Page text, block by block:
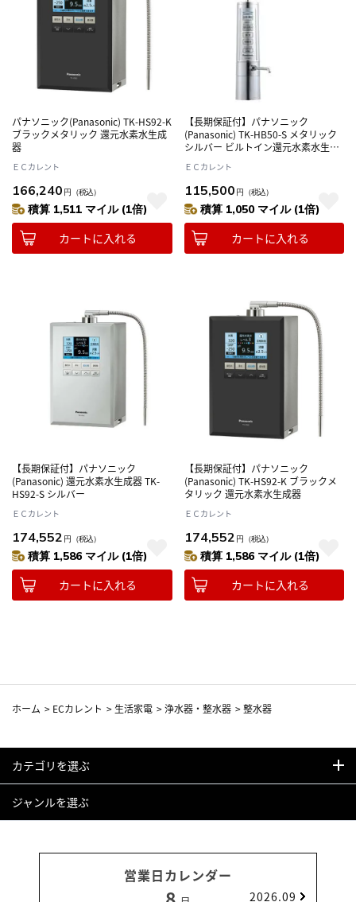
パナソニック(Panasonic) TK-HS92-K
ブラックメタリック 還元水素水生成
器
ＥＣカレント
166,240 円 （税込）
積算 1,511 マイル (1倍)
カートに入れる
【長期保証付】パナソニック
(Panasonic) TK-HB50-S メタリック
シルバー ビルトイン還元水素水生成
ＥＣカレント
115,500 円 （税込）
積算 1,050 マイル (1倍)
カートに入れる
【長期保証付】パナソニック
(Panasonic) 還元水素水生成器 TK-
HS92-S シルバー
ＥＣカレント
174,552 円 （税込）
積算 1,586 マイル (1倍)
カートに入れる
【長期保証付】パナソニック
(Panasonic) TK-HS92-K ブラックメ
タリック 還元水素水生成器
ＥＣカレント
174,552 円 （税込）
積算 1,586 マイル (1倍)
カートに入れる
ホーム > ECカレント > 生活家電 >浄水器・整水器 >整水器
カテゴリを選ぶ
ジャンルを選ぶ
営業日カレンダー
2026.09